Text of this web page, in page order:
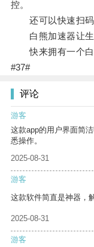
控。
还可以快速扫码
白熊加速器让生
快来拥有一个白
#37#
评论
游客
这款app的用户界面简
悉操作。
2025-08-31
游客
这款软件简直是神器，
2025-08-31
游客